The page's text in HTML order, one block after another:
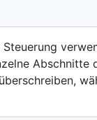
Abschnitte